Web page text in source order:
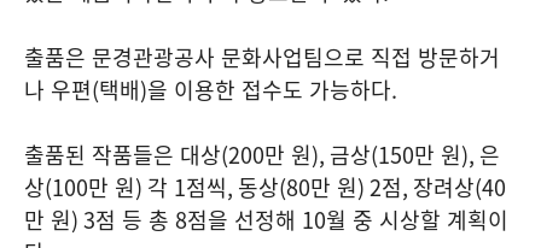
출품은 문경관광공사 문화사업팀으로 직접 방문하거
나 우편(택배)을 이용한 접수도 가능하다.
출품된 작품들은 대상(200만 원), 금상(150만 원), 은
상(100만 원) 각 1점씩, 동상(80만 원) 2점, 장려상(40
만 원) 3점 등 총 8점을 선정해 10월 중 시상할 계획이